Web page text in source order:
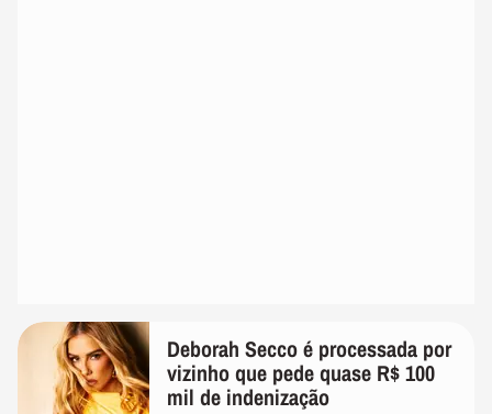
Deborah Secco é processada por
vizinho que pede quase R$ 100
mil de indenização